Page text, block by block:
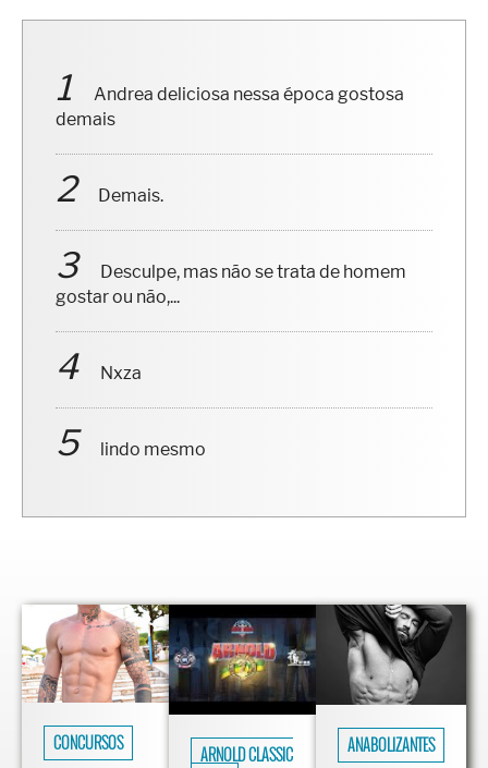
Andrea deliciosa nessa época gostosa
demais
Demais.
Desculpe, mas não se trata de homem
gostar ou não,...
Nxza
lindo mesmo
CONCURSOS
ARNOLD CLASSIC
ANABOLIZANTES